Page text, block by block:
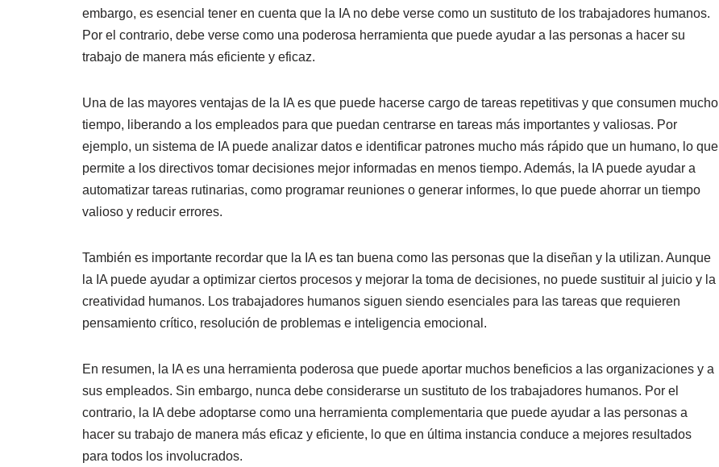
Mejorar la toma de decisiones
Automatización de tareas rutinarias
Cierre
FAQs
Otras referencias:
embargo, es esencial tener en cuenta que la IA no debe verse como un sustituto de los trabajadores humanos.
Por el contrario, debe verse como una poderosa herramienta que puede ayudar a las personas a hacer su
trabajo de manera más eficiente y eficaz.
Una de las mayores ventajas de la IA es que puede hacerse cargo de tareas repetitivas y que consumen mucho
tiempo, liberando a los empleados para que puedan centrarse en tareas más importantes y valiosas. Por
ejemplo, un sistema de IA puede analizar datos e identificar patrones mucho más rápido que un humano, lo que
permite a los directivos tomar decisiones mejor informadas en menos tiempo. Además, la IA puede ayudar a
automatizar tareas rutinarias, como programar reuniones o generar informes, lo que puede ahorrar un tiempo
valioso y reducir errores.
También es importante recordar que la IA es tan buena como las personas que la diseñan y la utilizan. Aunque
la IA puede ayudar a optimizar ciertos procesos y mejorar la toma de decisiones, no puede sustituir al juicio y la
creatividad humanos. Los trabajadores humanos siguen siendo esenciales para las tareas que requieren
pensamiento crítico, resolución de problemas e inteligencia emocional.
En resumen, la IA es una herramienta poderosa que puede aportar muchos beneficios a las organizaciones y a
sus empleados. Sin embargo, nunca debe considerarse un sustituto de los trabajadores humanos. Por el
contrario, la IA debe adoptarse como una herramienta complementaria que puede ayudar a las personas a
hacer su trabajo de manera más eficaz y eficiente, lo que en última instancia conduce a mejores resultados
para todos los involucrados.